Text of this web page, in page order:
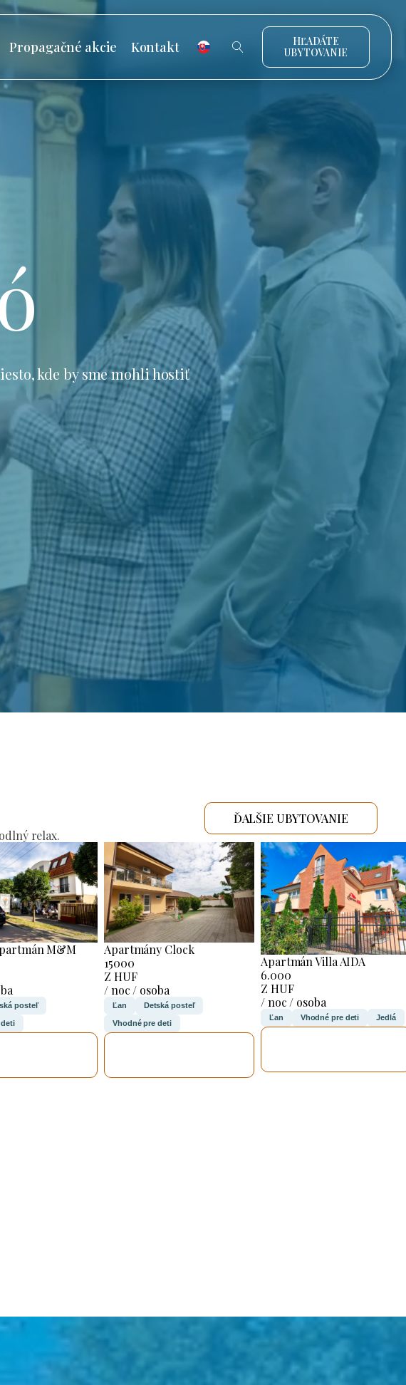
Propagačné akcie Kontakt
HĽADÁTE
UBYTOVANIE
kde by sme mohli hostiť
relax.
ĎALŠIE UBYTOVANIE
M&M
posteľ
Apartmány Clock
15000
Z HUF
/ noc / osoba
Ľan Detská posteľ
Vhodné pre deti
Apartmán Villa AIDA
6.000
Z HUF
/ noc / osoba
Ľan Vhodné pre deti Jedlá